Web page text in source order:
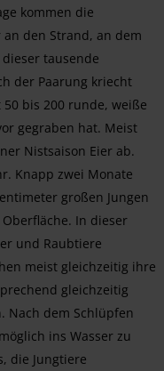
kommen die
den Strand, an dem
tausende
der Paarung kriecht
bis 200 runde, weiße
gegraben hat. Meist
Nistsaison Eier ab.
Knapp zwei Monate
großen Jungen
In dieser
und Raubtiere
meist gleichzeitig ihre
gleichzeitig
Nach dem Schlüpfen
ins Wasser zu
die Jungtiere